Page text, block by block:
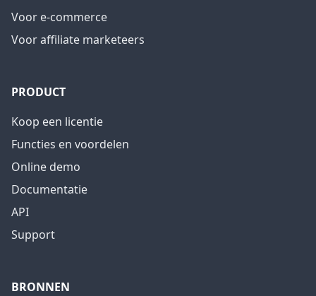
Voor e-commerce
Voor affiliate marketeers
PRODUCT
Koop een licentie
Functies en voordelen
Online demo
Documentatie
API
Support
BRONNEN